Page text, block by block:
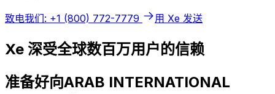
致电我们: +1 (800) 772-7779 用 Xe 发送
Xe 深受全球数百万用户的信赖
准备好向ARAB INTERNATIONAL